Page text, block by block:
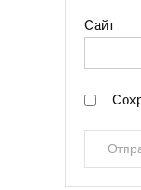
Сайт